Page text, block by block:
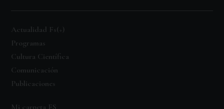
Actualidad Fs(+)
Programas
Cultura Científica
Comunicación
Publicaciones